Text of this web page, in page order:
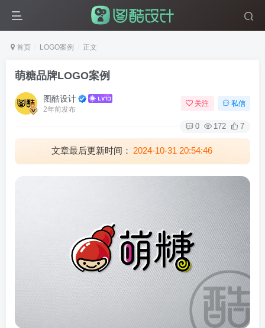
首页 LOGO案例 正文
萌糖品牌LOGO案例
图酷设计
2年前发布
关注 私信
0 172 7
文章最后更新时间： 2024-10-31 20:54:46